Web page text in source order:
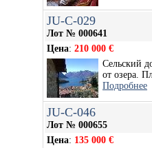
JU-C-029
Лот № 000641
Цена: 210 000 €
Сельский
от озера.
Подробнее
JU-C-046
Лот № 000655
Цена: 135 000 €